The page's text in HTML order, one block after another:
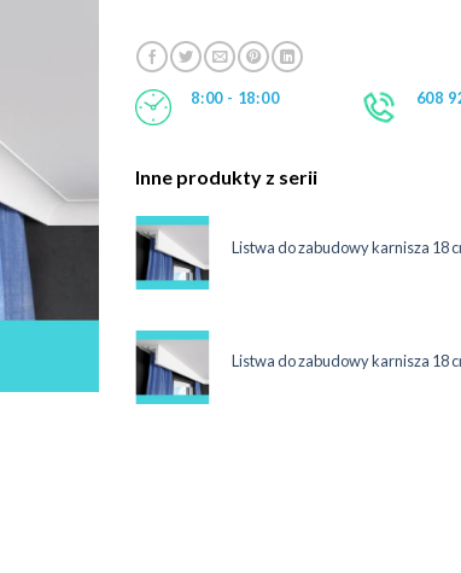
8:00 - 18:00 608
Inne produkty z serii
Listwa do zabudowy karnisza 18
Listwa do zabudowy karnisza 18